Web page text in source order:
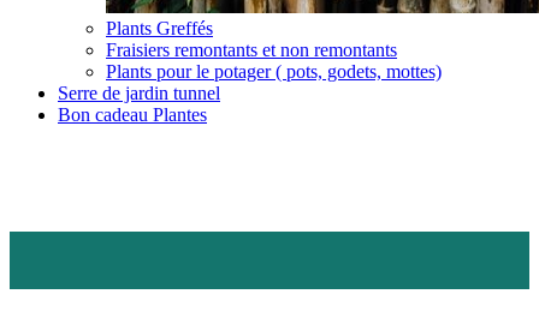
Plants Greffés
Fraisiers remontants et non remontants
Plants pour le potager ( pots, godets, mottes)
Serre de jardin tunnel
Bon cadeau Plantes